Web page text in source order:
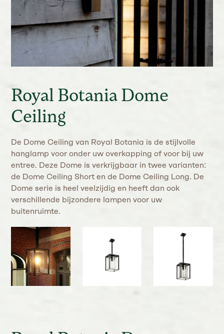
Royal Botania Dome
Ceiling
De Dome Ceiling van Royal Botania is de stijlvolle
hanglamp voor onder uw overkapping of voor bij uw
entree. Deze Dome is verkrijgbaar in twee varianten:
de Dome Ceiling Short en de Dome Ceiling Long. De
Dome serie is heel veelzijdig en heeft dan ook
verschillende bijzondere lampen voor uw
buitenruimte.